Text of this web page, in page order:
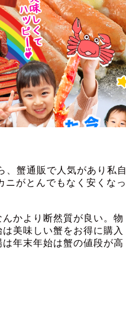
、蟹通販で人気があり私自
ニがとんでもなく安くなっ
かより断然質が良い。物
美味しい蟹をお得に購入
年末年始は蟹の値段が高